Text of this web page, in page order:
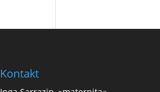
Kontakt